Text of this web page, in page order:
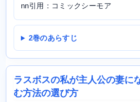
nn引用：コミックシーモア
2巻のあらすじ
ラスボスの私が主人公の妻に
む方法の選び方